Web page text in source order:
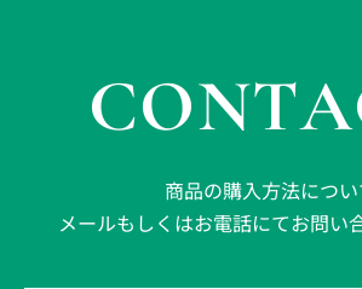
商品の購入方法につい
メールもしくはお電話にてお問い